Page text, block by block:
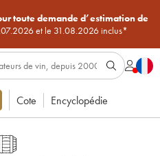
toute demande d’estimation de
et le 31.08.2026 inclus*
Cote Encyclopédie